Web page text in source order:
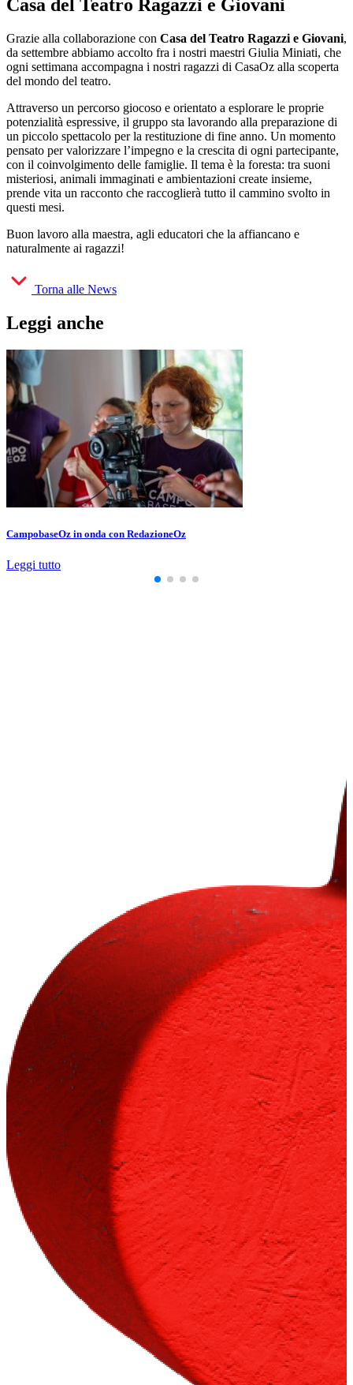
Casa del Teatro Ragazzi e Giovani
Grazie alla collaborazione con Casa del Teatro Ragazzi e Giovani,
da settembre abbiamo accolto fra i nostri maestri Giulia Miniati, che
ogni settimana accompagna i nostri ragazzi di CasaOz alla scoperta
del mondo del teatro.
Attraverso un percorso giocoso e orientato a esplorare le proprie
potenzialità espressive, il gruppo sta lavorando alla preparazione di
un piccolo spettacolo per la restituzione di fine anno. Un momento
pensato per valorizzare l’impegno e la crescita di ogni partecipante,
con il coinvolgimento delle famiglie. Il tema è la foresta: tra suoni
misteriosi, animali immaginati e ambientazioni create insieme,
prende vita un racconto che raccoglierà tutto il cammino svolto in
questi mesi.
Buon lavoro alla maestra, agli educatori che la affiancano e
naturalmente ai ragazzi!
Torna alle News
Leggi anche
CampobaseOz in onda con RedazioneOz
Leggi tutto